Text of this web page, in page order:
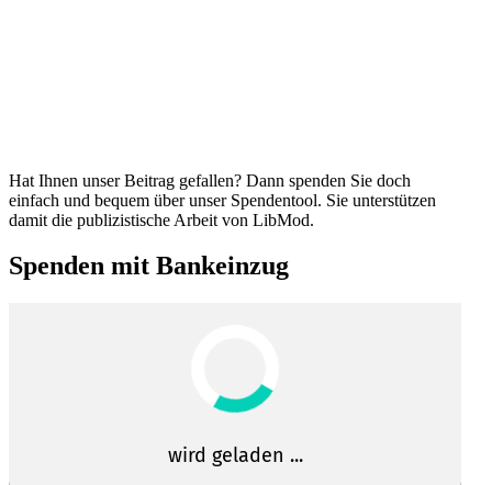
Hat Ihnen unser Beitrag gefallen? Dann spenden Sie doch
einfach und bequem über unser Spendentool. Sie unter­stützen
damit die publi­zis­tische Arbeit von LibMod.
Spenden mit Bankeinzug